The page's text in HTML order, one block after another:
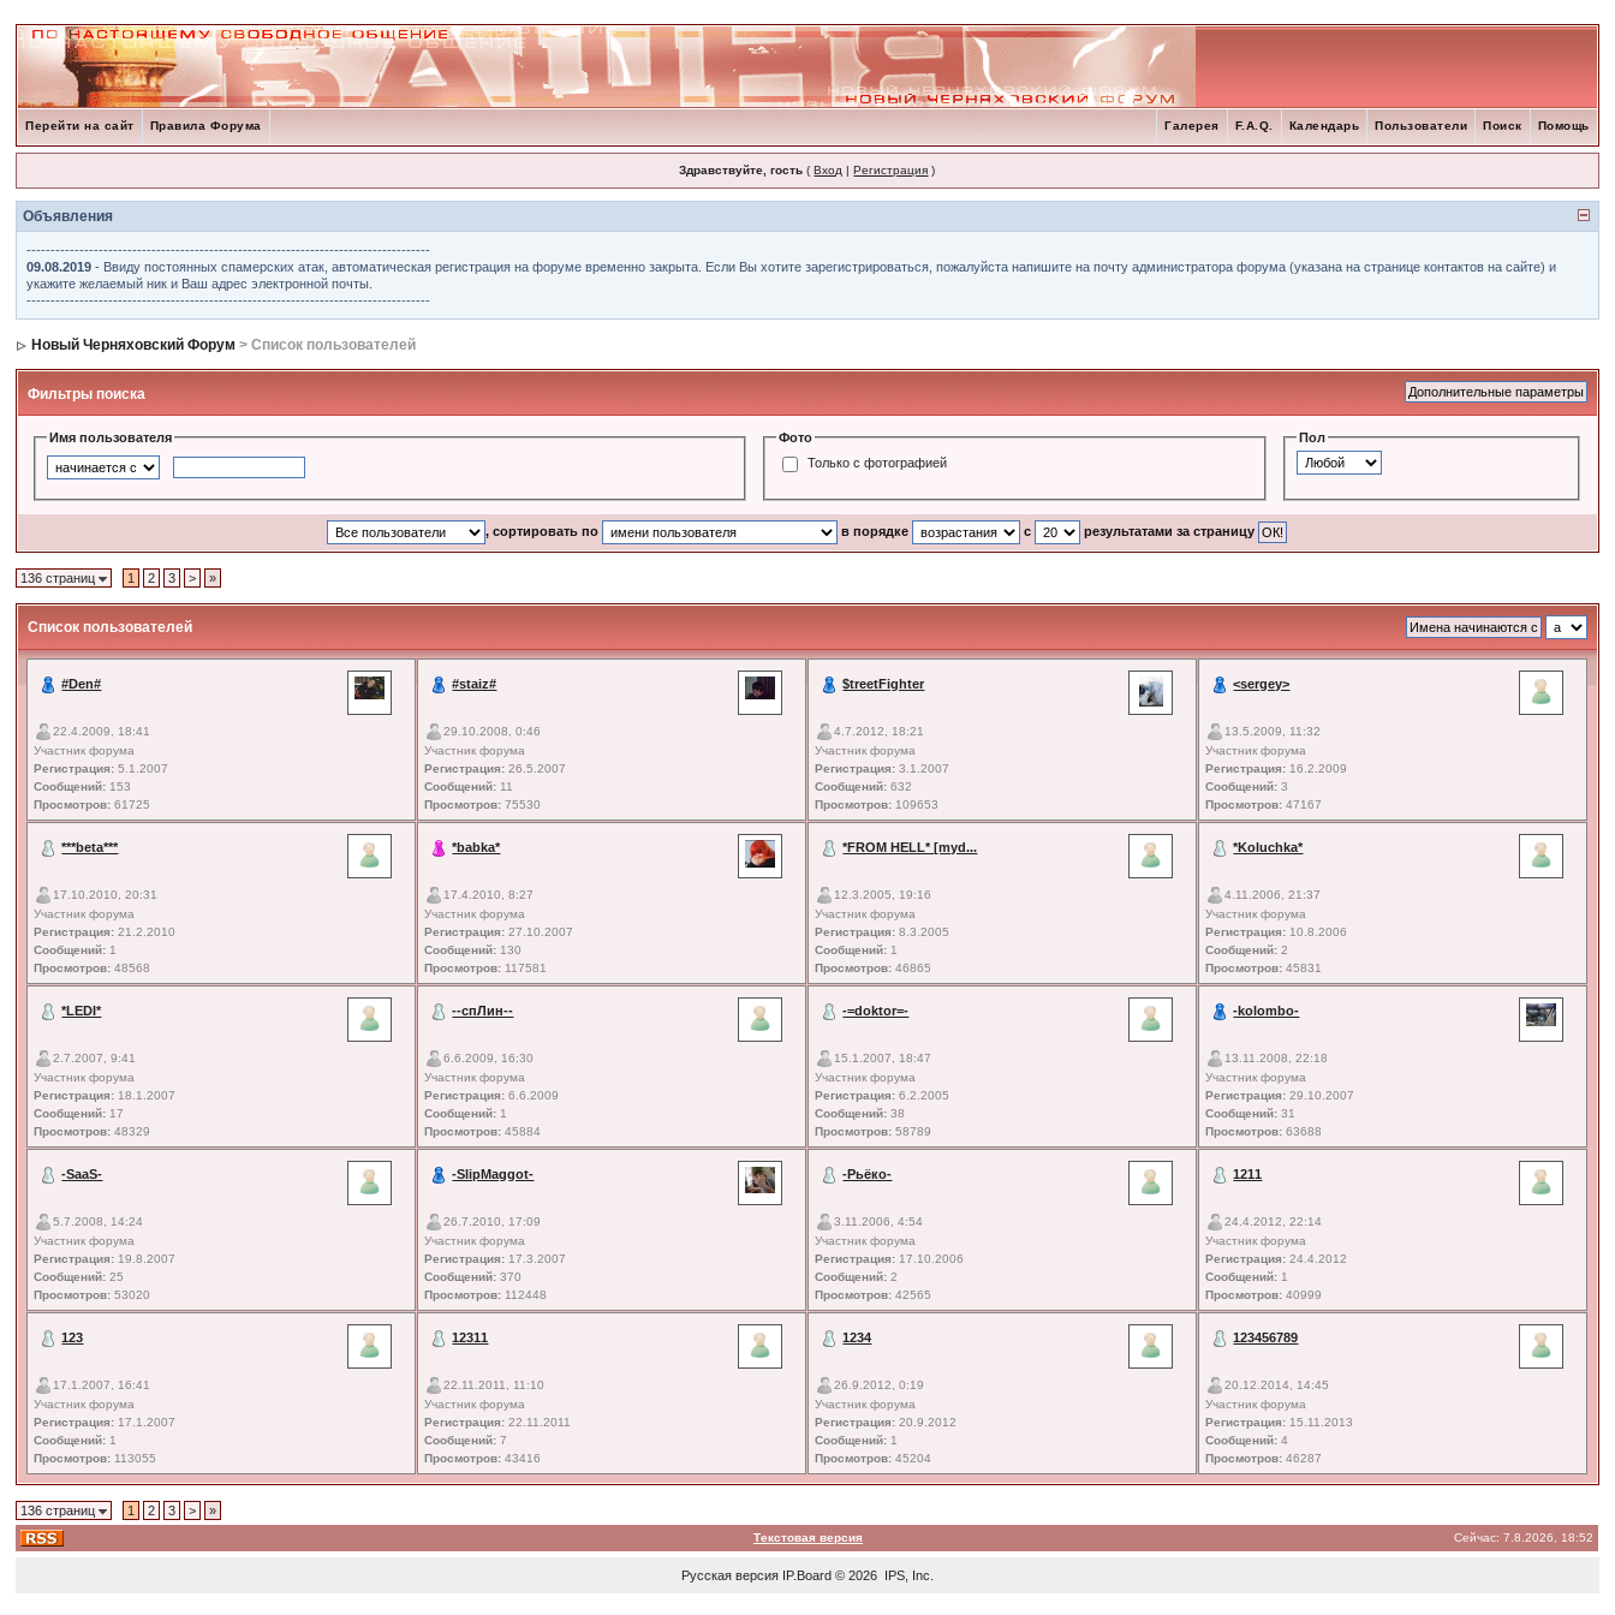
Перейти на сайт Правила Форума Помощь
Поиск
Пользователи
Календарь
F.A.Q.
Галерея
Здравствуйте, гость (Вход |Регистрация )
Объявления
------------------------------------------------------------------------------------
09.08.2019 - Ввиду постоянных спамерских атак, автоматическая регистрация на форуме временно закрыта. Если Вы хотите зарегистрироваться, пожалуйста напишите на почту администратора форума (указана на странице контактов на сайте) и
укажите желаемый ник и Ваш адрес электронной почты.
------------------------------------------------------------------------------------
Новый Черняховский Форум > Список пользователей
Фильтры поиска
Имя пользователя
Фото
Только с фотографией
Пол
, сортировать по в порядке с результатами за страницу
136 страниц 1 2 3 > »
Список пользователей
#Den#
22.4.2009, 18:41
Участник форума
Регистрация: 5.1.2007
Сообщений: 153
Просмотров: 61725
#staiz#
29.10.2008, 0:46
Участник форума
Регистрация: 26.5.2007
Сообщений: 11
Просмотров: 75530
$treetFighter
4.7.2012, 18:21
Участник форума
Регистрация: 3.1.2007
Сообщений: 632
Просмотров: 109653
<sergey>
13.5.2009, 11:32
Участник форума
Регистрация: 16.2.2009
Сообщений: 3
Просмотров: 47167
***beta***
17.10.2010, 20:31
Участник форума
Регистрация: 21.2.2010
Сообщений: 1
Просмотров: 48568
*babka*
17.4.2010, 8:27
Участник форума
Регистрация: 27.10.2007
Сообщений: 130
Просмотров: 117581
*FROM HELL* [myd...
12.3.2005, 19:16
Участник форума
Регистрация: 8.3.2005
Сообщений: 1
Просмотров: 46865
*Koluchka*
4.11.2006, 21:37
Участник форума
Регистрация: 10.8.2006
Сообщений: 2
Просмотров: 45831
*LEDI*
2.7.2007, 9:41
Участник форума
Регистрация: 18.1.2007
Сообщений: 17
Просмотров: 48329
--спЛин--
6.6.2009, 16:30
Участник форума
Регистрация: 6.6.2009
Сообщений: 1
Просмотров: 45884
-=doktor=-
15.1.2007, 18:47
Участник форума
Регистрация: 6.2.2005
Сообщений: 38
Просмотров: 58789
-kolombo-
13.11.2008, 22:18
Участник форума
Регистрация: 29.10.2007
Сообщений: 31
Просмотров: 63688
-SaaS-
5.7.2008, 14:24
Участник форума
Регистрация: 19.8.2007
Сообщений: 25
Просмотров: 53020
-SlipMaggot-
26.7.2010, 17:09
Участник форума
Регистрация: 17.3.2007
Сообщений: 370
Просмотров: 112448
-Рьёко-
3.11.2006, 4:54
Участник форума
Регистрация: 17.10.2006
Сообщений: 2
Просмотров: 42565
1211
24.4.2012, 22:14
Участник форума
Регистрация: 24.4.2012
Сообщений: 1
Просмотров: 40999
123
17.1.2007, 16:41
Участник форума
Регистрация: 17.1.2007
Сообщений: 1
Просмотров: 113055
12311
22.11.2011, 11:10
Участник форума
Регистрация: 22.11.2011
Сообщений: 7
Просмотров: 43416
1234
26.9.2012, 0:19
Участник форума
Регистрация: 20.9.2012
Сообщений: 1
Просмотров: 45204
123456789
20.12.2014, 14:45
Участник форума
Регистрация: 15.11.2013
Сообщений: 4
Просмотров: 46287
136 страниц 1 2 3 > »
Текстовая версия Сейчас: 7.8.2026, 18:52
Русская версия IP.Board© 2026 IPS, Inc